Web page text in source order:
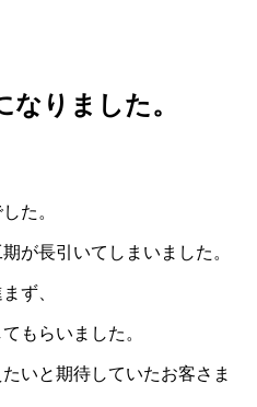
なりました。
た。
が長引いてしまいました。
ず、
もらいました。
いと期待していたお客さま